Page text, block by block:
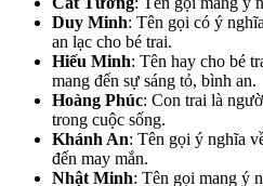
Duy Minh: Tên gọi có ý
an lạc cho bé trai.
Hiếu Minh: Tên hay cho bé
mang đến sự sáng tỏ, bình an.
Hoàng Phúc: Con trai là
trong cuộc sống.
Khánh An: Tên gọi ý nghĩa
đến may mắn.
Nhật Minh: Tên gọi mang ý